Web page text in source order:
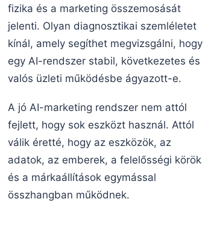
fizika és a marketing összemosását
jelenti. Olyan diagnosztikai szemléletet
kínál, amely segíthet megvizsgálni, hogy
egy AI-rendszer stabil, következetes és
valós üzleti működésbe ágyazott-e.
A jó AI-marketing rendszer nem attól
fejlett, hogy sok eszközt használ. Attól
válik éretté, hogy az eszközök, az
adatok, az emberek, a felelősségi körök
és a márkaállítások egymással
összhangban működnek.